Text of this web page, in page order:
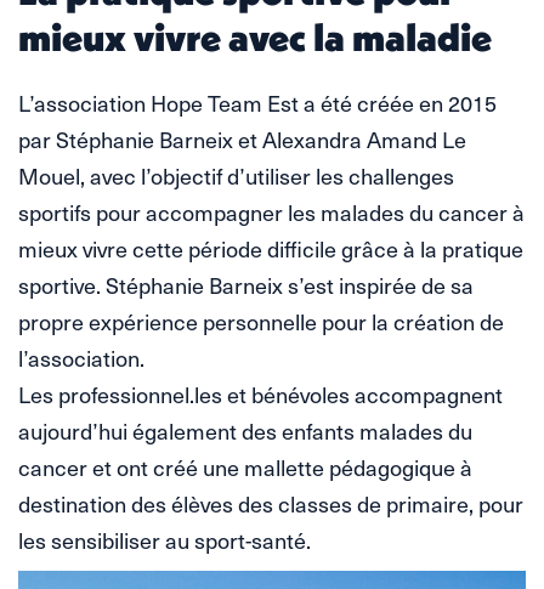
mieux vivre avec la maladie
L’association Hope Team Est a été créée en 2015
par Stéphanie Barneix et Alexandra Amand Le
Mouel, avec l’objectif d’utiliser les challenges
sportifs pour accompagner les malades du cancer à
mieux vivre cette période difficile grâce à la pratique
sportive. Stéphanie Barneix s’est inspirée de sa
propre expérience personnelle pour la création de
l’association.
Les professionnel.les et bénévoles accompagnent
aujourd’hui également des enfants malades du
cancer et ont créé une mallette pédagogique à
destination des élèves des classes de primaire, pour
les sensibiliser au sport-santé.